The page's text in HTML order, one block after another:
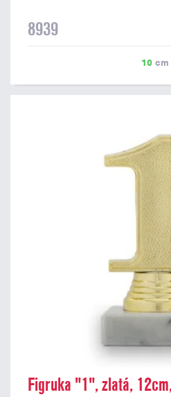
8939
10 cm
Figruka "1", zlatá,